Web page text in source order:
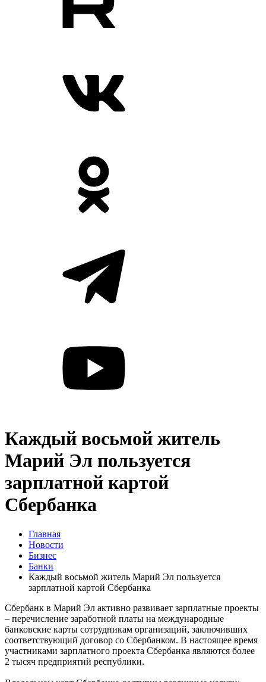
Каждый восьмой житель
Марий Эл пользуется
зарплатной картой
Сбербанка
Главная
Новости
Бизнес
Банки
Каждый восьмой житель Марий Эл пользуется
зарплатной картой Сбербанка
Сбербанк в Марий Эл активно развивает зарплатные проекты
– перечисление заработной платы на международные
банковские карты сотрудникам организаций, заключивших
соответствующий договор со Сбербанком. В настоящее время
участниками зарплатного проекта Сбербанка являются более
2 тысяч предприятий республики.